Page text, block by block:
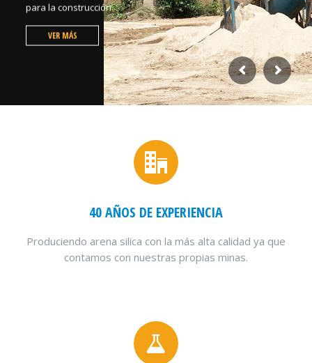
para la construcción.
VER MÁS
40 AÑOS DE EXPERIENCIA
Produciendo arena silica con la más alta calidad ya que
contamos con nuestras propias minas.